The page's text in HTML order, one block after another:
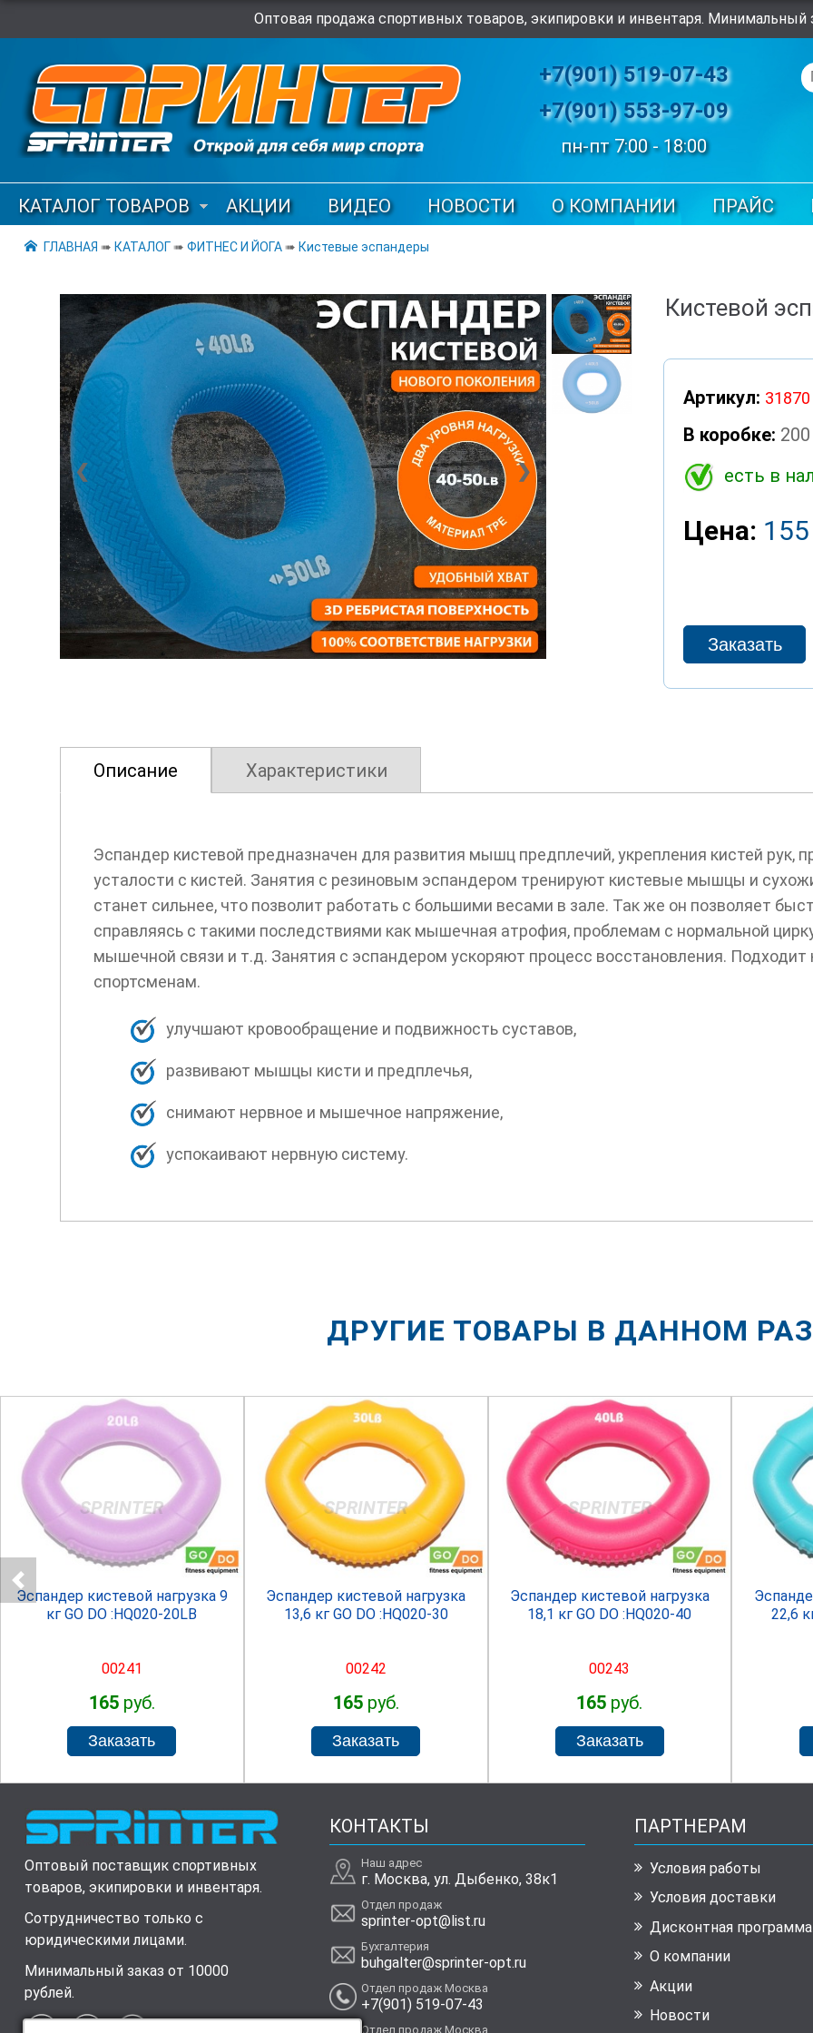
Оптовая продажа спортивных товаров, экипировки и инвентаря. Минимальный
+7(901) 519-07-43
+7(901) 553-97-09
пн-пт 7:00 - 18:00
КАТАЛОГ ТОВАРОВ АКЦИИ ВИДЕО НОВОСТИ О КОМПАНИИ ПРАЙС
ГЛАВНАЯ ➠ КАТАЛОГ➠ ФИТНЕС И ЙОГА➠ Кистевые эспандеры
❮ ❯
Кистевой
Артикул: 31870
В коробке:
есть в
Цена:
Описание Характеристики
Эспандер кистевой предназначен для развития мышц предплечий, укрепления кистей рук,
усталости с кистей. Занятия с резиновым эспандером тренируют кистевые мышцы и
станет сильнее, что позволит работать с большими весами в зале. Так же он позволяет
справляясь с такими последствиями как мышечная атрофия, проблемам с нормальной
мышечной связи и т.д. Занятия с эспандером ускоряют процесс восстановления.
спортсменам.
улучшают кровообращение и подвижность суставов,
развивают мышцы кисти и предплечья,
снимают нервное и мышечное напряжение,
успокаивают нервную систему.
ДРУГИЕ ТОВАРЫ В ДАННОМ
SPRINTER
Эспандер кистевой нагрузка 9
кг GO DO :HQ020-20LB
00241
165руб.
SPRINTER
Эспандер кистевой нагрузка
13,6 кг GO DO :HQ020-30
00242
165руб.
SPRINTER
Эспандер кистевой нагрузка
18,1 кг GO DO :HQ020-40
00243
165 руб.
22,6
Оптовый поставщик спортивных
товаров, экипировки и инвентаря.
Сотрудничество только с
юридическими лицами.
Минимальный заказ от 10000
рублей.
КОНТАКТЫ
Наш адрес
г. Москва, ул. Дыбенко, 38к1
Отдел продаж
sprinter-opt@list.ru
Бухгалтерия
buhgalter@sprinter-opt.ru
Отдел продаж Москва
+7(901) 519-07-43
Отдел продаж Москва
ПАРТНЕРАМ
Условия работы
Условия доставки
Дисконтная программа
О компании
Акции
Новости